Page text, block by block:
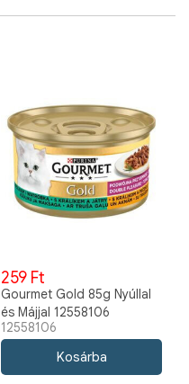
259 Ft
Gourmet Gold 85g Nyúllal
és Májjal 12558106
12558106